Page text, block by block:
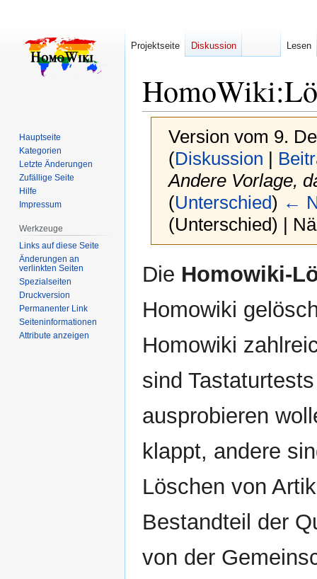
HomoWiki:
Version vom 9.
(Diskussion |
Andere Vorlage,
(Unterschied) ←
(Unterschied) |
Navigation
Suche
Die Homowiki-
Homowiki
Homowiki
sind
ausprobieren
klappt, andere
Löschen von
Bestandteil der
von der
Projektseite Diskussion Lesen
Hauptseite
Kategorien
Letzte Änderungen
Zufällige Seite
Hilfe
Impressum
Werkzeuge
Links auf diese Seite
Änderungen an
verlinkten Seiten
Spezialseiten
Druckversion
Permanenter Link
Seiten­­informationen
Attribute anzeigen